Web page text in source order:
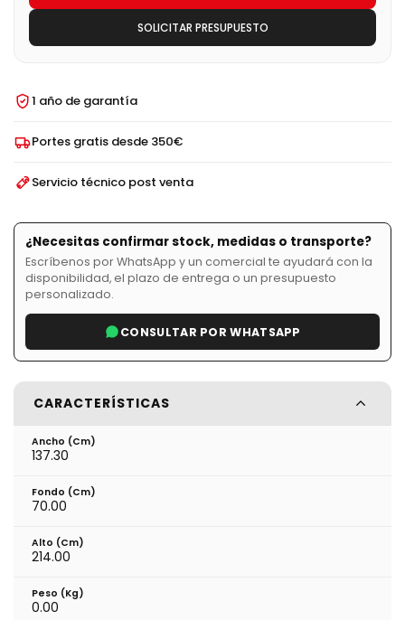
SOLICITAR PRESUPUESTO
1 año de garantía
Portes gratis desde 350€
Servicio técnico post venta
¿Necesitas confirmar stock, medidas o transporte?
Escríbenos por WhatsApp y un comercial te ayudará con la
disponibilidad, el plazo de entrega o un presupuesto
personalizado.
CONSULTAR POR WHATSAPP
CARACTERÍSTICAS
Ancho (cm)
137.30
Fondo (cm)
70.00
Alto (cm)
214.00
Peso (kg)
0.00